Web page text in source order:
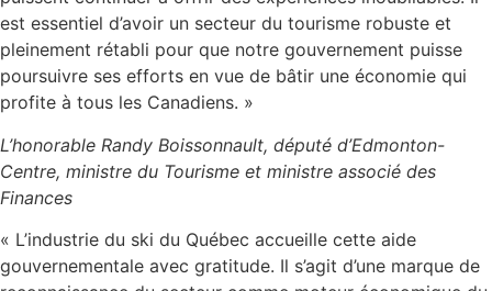
est essentiel d’avoir un secteur du tourisme robuste et
pleinement rétabli pour que notre gouvernement puisse
poursuivre ses efforts en vue de bâtir une économie qui
profite à tous les Canadiens. »
L’honorable Randy Boissonnault, député d’Edmonton‍-
Centre, ministre du Tourisme et ministre associé des
Finances
« L’industrie du ski du Québec accueille cette aide
gouvernementale avec gratitude. Il s’agit d’une marque de